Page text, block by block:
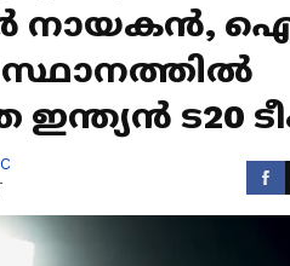
ട20